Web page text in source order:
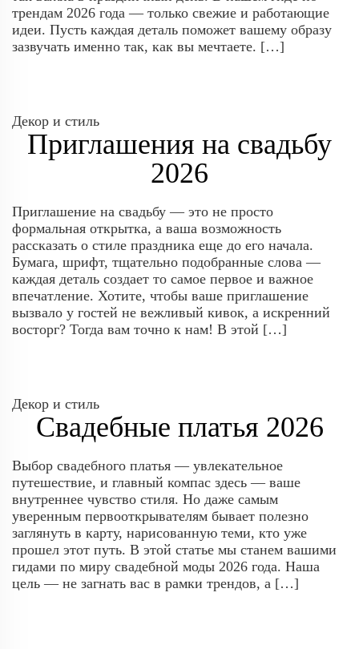
трендам 2026 года — только свежие и работающие
идеи. Пусть каждая деталь поможет вашему образу
зазвучать именно так, как вы мечтаете. […]
Декор и стиль
Приглашения на свадьбу
2026
Приглашение на свадьбу — это не просто
формальная открытка, а ваша возможность
рассказать о стиле праздника еще до его начала.
Бумага, шрифт, тщательно подобранные слова —
каждая деталь создает то самое первое и важное
впечатление. Хотите, чтобы ваше приглашение
вызвало у гостей не вежливый кивок, а искренний
восторг? Тогда вам точно к нам! В этой […]
Декор и стиль
Свадебные платья 2026
Выбор свадебного платья — увлекательное
путешествие, и главный компас здесь — ваше
внутреннее чувство стиля. Но даже самым
уверенным первооткрывателям бывает полезно
заглянуть в карту, нарисованную теми, кто уже
прошел этот путь. В этой статье мы станем вашими
гидами по миру свадебной моды 2026 года. Наша
цель — не загнать вас в рамки трендов, а […]